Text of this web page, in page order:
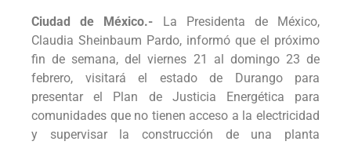
Ciudad de México.- La Presidenta de México,
Claudia Sheinbaum Pardo, informó que el próximo
fin de semana, del viernes 21 al domingo 23 de
febrero, visitará el estado de Durango para
presentar el Plan de Justicia Energética para
comunidades que no tienen acceso a la electricidad
y supervisar la construcción de una planta